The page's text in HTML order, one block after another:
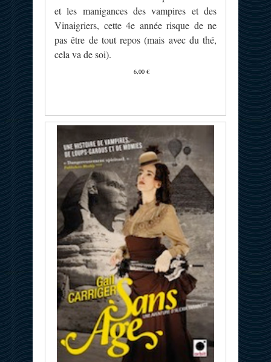
et les manigances des vampires et des
Vinaigriers, cette 4e année risque de ne
pas être de tout repos (mais avec du thé,
cela va de soi).
6,00 €